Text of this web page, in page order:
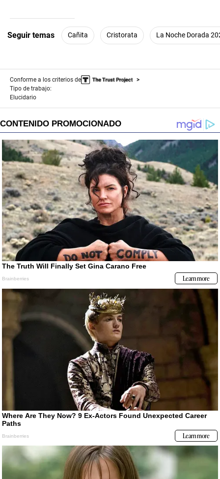
minute,
52
Seguir temas Cañita Cristorata La Noche Dorada
Conforme a los criterios de
Tipo de trabajo:
Elucidario